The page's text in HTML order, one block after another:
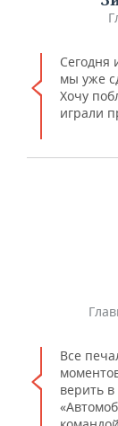
Сегодня
мы уже
Хочу
играли
Все
верить